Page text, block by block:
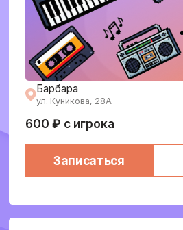
Барбара
ул. Куникова, 28А
600 ₽ с игрока
Записаться